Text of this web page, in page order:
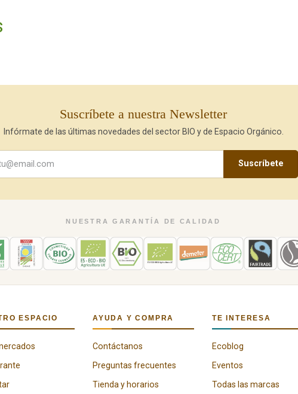
Suscríbete a nuestra Newsletter
Infórmate de las últimas novedades del sector BIO y de Espacio Orgánico.
Suscríbete
NUESTRA GARANTÍA DE CALIDAD
ESPACIO AYUDA Y COMPRA
Contáctanos
Preguntas frecuentes
Tienda y horarios
TE INTERESA
Ecoblog
Eventos
Todas las marcas